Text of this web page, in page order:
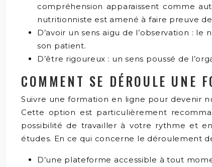
compréhension apparaissent comme
nutritionniste est amené à faire preuve
D’avoir un sens aigu de l’observation :
son patient.
D’être rigoureux : un sens poussé de
COMMENT SE DÉROULE UNE
Suivre une formation en ligne pour devenir
Cette option est particulièrement
possibilité de travailler à votre rythme et
études. En ce qui concerne le déroulement
D’une plateforme accessible à tout